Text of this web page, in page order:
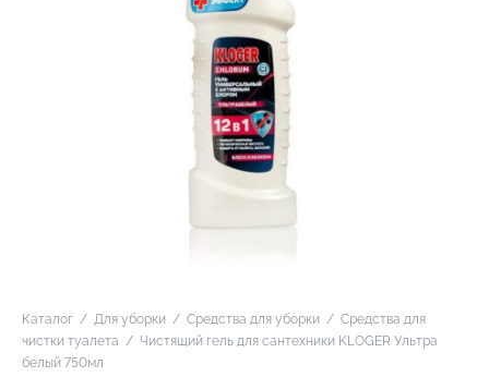
Каталог / Для уборки / Средства для уборки / Средства для
чистки туалета / Чистящий гель для сантехники KLOGER Ультра
белый 750мл